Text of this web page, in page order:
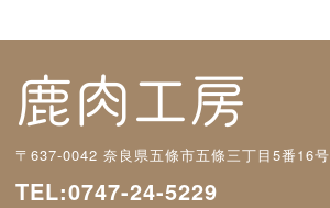
〒637-0042 奈良県五條市五條三丁目5番16号
TEL:0747-24-5229